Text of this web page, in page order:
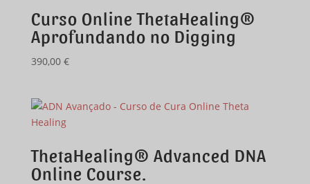
Curso Online ThetaHealing®
Aprofundando no Digging
390,00 €
ThetaHealing® Advanced DNA
Online Course.